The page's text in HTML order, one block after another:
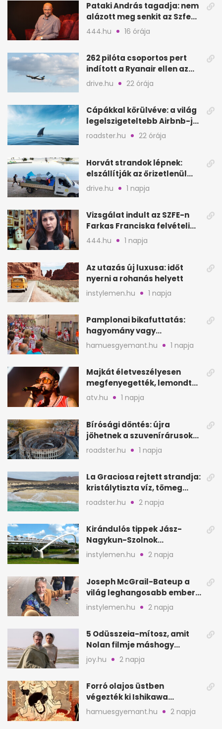
Pataki András tagadja: nem
alázott meg senkit az Szfe
felvételijén
444.hu 16 órája
262 pilóta csoportos pert
indított a Ryanair ellen az
Egyesült Királyságban
drive.hu 22 órája
Cápákkal körülvéve: a világ
legelszigeteltebb Airbnb-je
a nyílt tengeren
roadster.hu 22 órája
Horvát strandok lépnek:
elszállítják az őrizetlenül
hagyott törölközőket
drive.hu 1 napja
Vizsgálat indult az SZFE-n
Farkas Franciska felvételi
videója után
444.hu 1 napja
Az utazás új luxusa: időt
nyerni a rohanás helyett
instylemen.hu 1 napja
Pamplonai bikafuttatás:
hagyomány vagy
értelmetlen vérontás?
hamuesgyemant.hu 1 napja
Majkát életveszélyesen
megfenyegették, lemondta
a sepsiszentgyörgyi
atv.hu 1 napja
Bírósági döntés: újra
jöhetnek a szuvenírárusok
Európa ikonikus helyére
roadster.hu 1 napja
La Graciosa rejtett strandja:
kristálytiszta víz, tömeg
nélkül
roadster.hu 2 napja
Kirándulós tippek Jász-
Nagykun-Szolnok
megyében: 6 kihagyhatatlan
hely
instylemen.hu 2 napja
Joseph McGrail-Bateup a
világ leghangosabb embere
lett Ausztráliából
instylemen.hu 2 napja
5 Odüsszeia-mítosz, amit
Nolan filmje máshogy
mutat, mint Homérosz
joy.hu 2 napja
Forró olajos üstben
végezték ki Ishikawa
Goemont, Japán Robin
Hoodját
hamuesgyemant.hu 2 napja